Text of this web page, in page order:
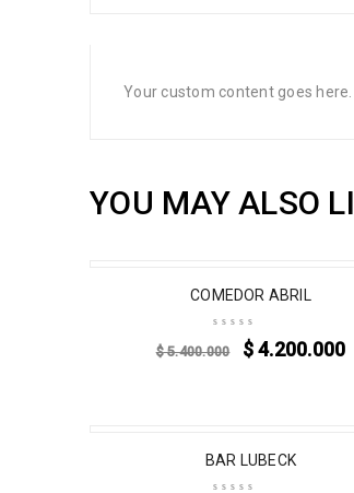
Your custom content goes
YOU MAY ALSO
COMEDOR ABRIL
$5.400.000 $4.200.000
BAR LUBECK